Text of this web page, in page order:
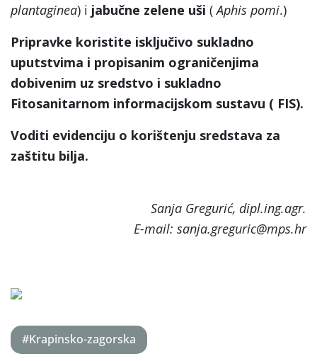
plantaginea) i jabučne zelene uši (Aphis pomi.)
Pripravke koristite isključivo sukladno
uputstvima i propisanim ograničenjima
dobivenim uz sredstvo i sukladno
Fitosanitarnom informacijskom sustavu ( FIS).
Voditi evidenciju o korištenju sredstava za
zaštitu bilja.
Sanja Gregurić, dipl.ing.agr.
E-mail: sanja.greguric@mps.hr
#Krapinsko-zagorska